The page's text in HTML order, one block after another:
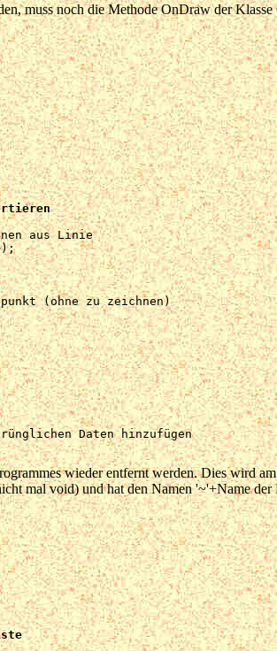
muss noch die Methode OnDraw der
aus Linie
);
(ohne zu zeichnen)
Daten hinzufügen
wieder entfernt werden. Dies wird
mal void) und hat den Namen '~'+Name